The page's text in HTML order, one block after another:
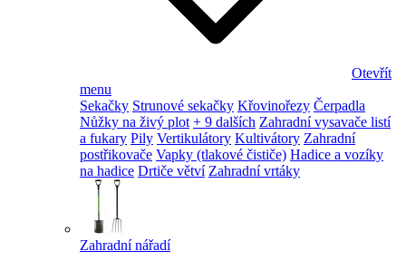
Otevřít
menu
Sekačky Strunové sekačky Křovinořezy Čerpadla
Nůžky na živý plot + 9 dalších Zahradní vysavače listí
a fukary Pily Vertikulátory Kultivátory Zahradní
postřikovače Vapky (tlakové čističe) Hadice a vozíky
na hadice Drtiče větví Zahradní vrtáky
Zahradní nářadí